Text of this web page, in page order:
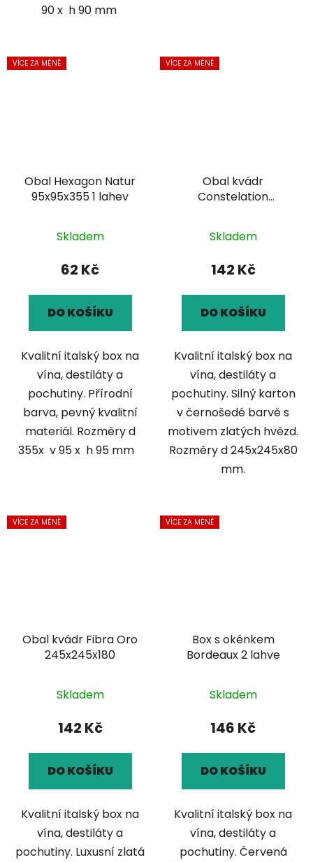
90 x h 90 mm
VÍCE ZA MÉNĚ
Obal Hexagon Natur
95x95x355 1 lahev
Skladem
62 Kč
DO KOŠÍKU
Kvalitní italský box na
vína, destiláty a
pochutiny. Přírodní
barva, pevný kvalitní
materiál. Rozměry d
355x v 95 x h 95 mm
VÍCE ZA MÉNĚ
Obal kvádr
Constelation
Skladem
142 Kč
DO KOŠÍKU
Kvalitní italský box na
vína, destiláty a
pochutiny. Silný karton
v černošedé barvě s
motivem zlatých hvězd.
Rozměry d 245x245x80
mm.
VÍCE ZA MÉNĚ
Obal kvádr Fibra Oro
245x245x180
Skladem
142 Kč
DO KOŠÍKU
Kvalitní italský box na
vína, destiláty a
pochutiny. Luxusní zlatá
VÍCE ZA MÉNĚ
Box s okénkem
Bordeaux 2 lahve
Skladem
146 Kč
DO KOŠÍKU
Kvalitní italský box na
vína, destiláty a
pochutiny. Červená